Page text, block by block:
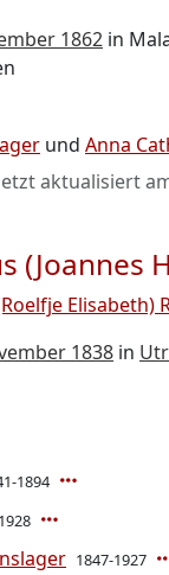
1862 in
und Anna
aktualisiert
(Joannes
Elisabeth)
1838 in
1894
1847-1927